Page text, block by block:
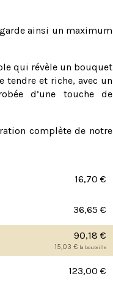
ainsi un maximum
qui révèle un bouquet
et riche, avec un
d’une touche de
complète de notre
16,70 €
36,65 €
90,18 €
15,03 € la bouteille
123,00 €